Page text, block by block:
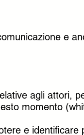
e
agli attori,
momento
e identificare